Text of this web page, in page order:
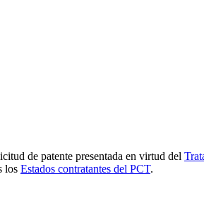
de patente presentada en virtud del
los Estados contratantes del PCT.